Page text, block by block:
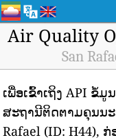
Air Quality
San
ເພື່ອເຂົ້າເຖິງ API ຂໍ້
ສະຖານີຕິດຕາມຄຸນນະ
Rafael (ID: H44),